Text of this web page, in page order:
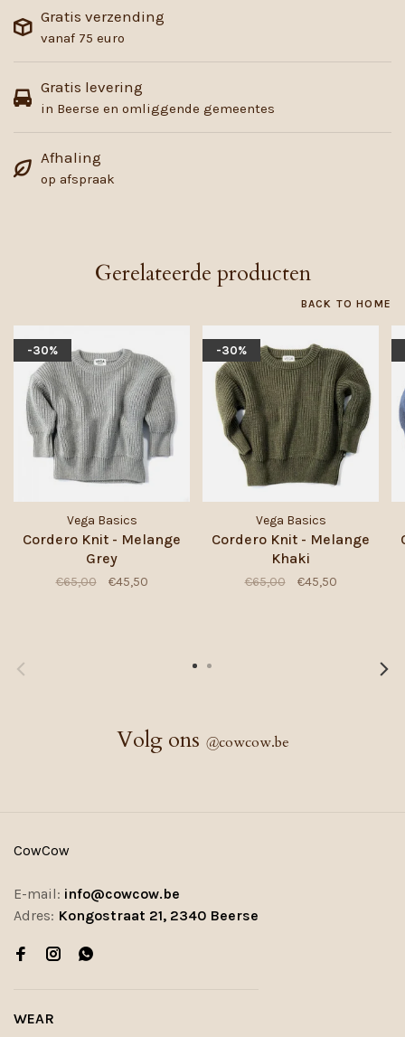
Gratis verzending
vanaf 75 euro
Gratis levering
in Beerse en omliggende gemeentes
Afhaling
op afspraak
Gerelateerde producten
BACK TO HOME
-30%
Vega Basics
Cordero Knit - Melange
Grey
€65,00 €45,50
-30%
Vega Basics
Cordero Knit - Melange
Khaki
€65,00 €45,50
Volg ons @cowcow.be
CowCow
E-mail: info@cowcow.be
Adres: Kongostraat 21, 2340 Beerse
WEAR